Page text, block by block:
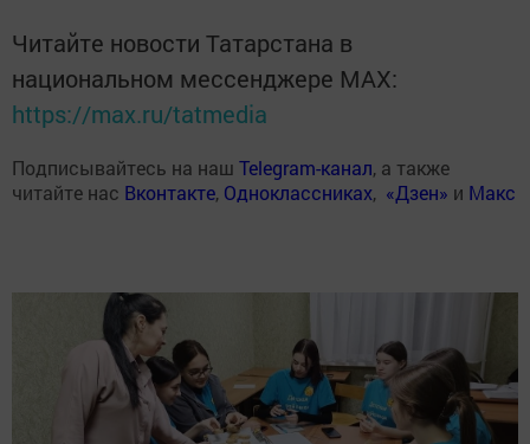
Читайте новости Татарстана в
национальном мессенджере MАХ:
https://max.ru/tatmedia
Подписывайтесь на наш Telegram-канал, а также
читайте нас Вконтакте, Одноклассниках, «Дзен» и Макс